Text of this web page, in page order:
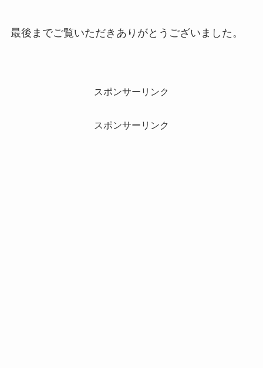
最後までご覧いただきありがとうございました。
スポンサーリンク
スポンサーリンク